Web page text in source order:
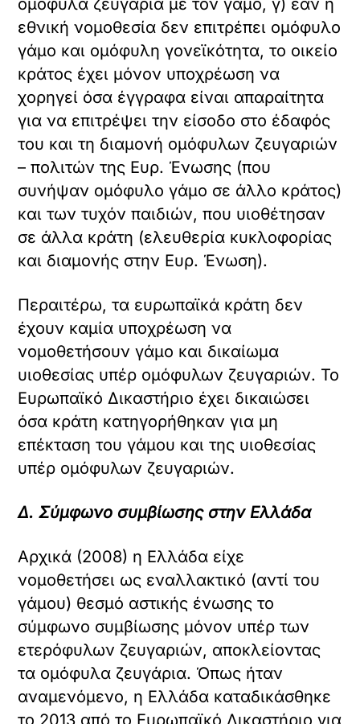
ομόφυλα ζευγάρια με τον γάμο, γ) εάν η
εθνική νομοθεσία δεν επιτρέπει ομόφυλο
γάμο και ομόφυλη γονεϊκότητα, το οικείο
κράτος έχει μόνον υποχρέωση να
χορηγεί όσα έγγραφα είναι απαραίτητα
για να επιτρέψει την είσοδο στο έδαφός
του και τη διαμονή ομόφυλων ζευγαριών
– πολιτών της Ευρ. Ένωσης (που
συνήψαν ομόφυλο γάμο σε άλλο κράτος)
και των τυχόν παιδιών, που υιοθέτησαν
σε άλλα κράτη (ελευθερία κυκλοφορίας
και διαμονής στην Ευρ. Ένωση).
Περαιτέρω, τα ευρωπαϊκά κράτη δεν
έχουν καμία υποχρέωση να
νομοθετήσουν γάμο και δικαίωμα
υιοθεσίας υπέρ ομόφυλων ζευγαριών. Το
Ευρωπαϊκό Δικαστήριο έχει δικαιώσει
όσα κράτη κατηγορήθηκαν για μη
επέκταση του γάμου και της υιοθεσίας
υπέρ ομόφυλων ζευγαριών.
Δ. Σύμφωνο συμβίωσης στην Ελλάδα
Αρχικά (2008) η Ελλάδα είχε
νομοθετήσει ως εναλλακτικό (αντί του
γάμου) θεσμό αστικής ένωσης το
σύμφωνο συμβίωσης μόνον υπέρ των
ετερόφυλων ζευγαριών, αποκλείοντας
τα ομόφυλα ζευγάρια. Όπως ήταν
αναμενόμενο, η Ελλάδα καταδικάσθηκε
το 2013 από το Ευρωπαϊκό Δικαστήριο για